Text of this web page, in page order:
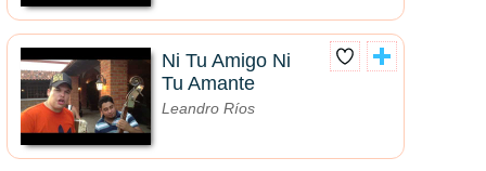
Ni Tu Amigo Ni
Tu Amante
Leandro Ríos